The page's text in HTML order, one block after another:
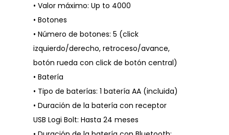
• Valor máximo: Up to 4000
• Botones
• Número de botones: 5 (click
izquierdo/derecho, retroceso/avance,
botón rueda con click de botón central)
• Batería
• Tipo de baterías: 1 batería AA (incluida)
• Duración de la batería con receptor
USB Logi Bolt: Hasta 24 meses